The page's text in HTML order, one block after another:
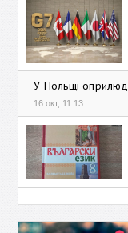
У Польщі
16 окт, 11:13